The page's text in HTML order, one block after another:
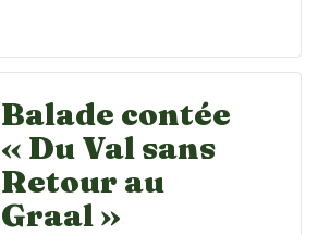
Balade contée
« Du Val sans
Retour au
Graal »